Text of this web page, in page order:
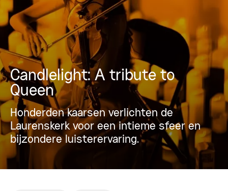
Candlelight: A tribute to
Queen
Honderden kaarsen verlichten de
Laurenskerk voor een intieme sfeer en
bijzondere luisterervaring.